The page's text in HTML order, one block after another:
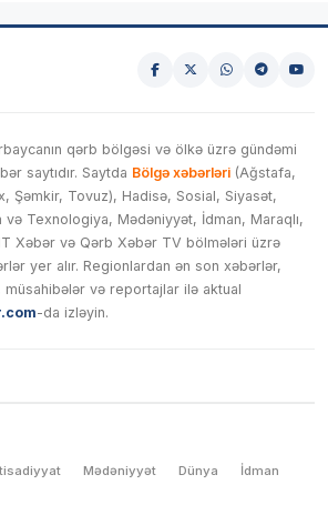
qərb bölgəsi və ölkə üzrə gündəmi
saytıdır. Saytda Bölgə xəbərləri (Ağstafa,
Şəmkir, Tovuz), Hadisə, Sosial, Siyasət,
və Texnologiya, Mədəniyyət, İdman, Maraqlı,
Xəbər və Qərb Xəbər TV bölmələri üzrə
yer alır. Regionlardan ən son xəbərlər,
və reportajlar ilə aktual
-da izləyin.
Mədəniyyət Dünya İdman